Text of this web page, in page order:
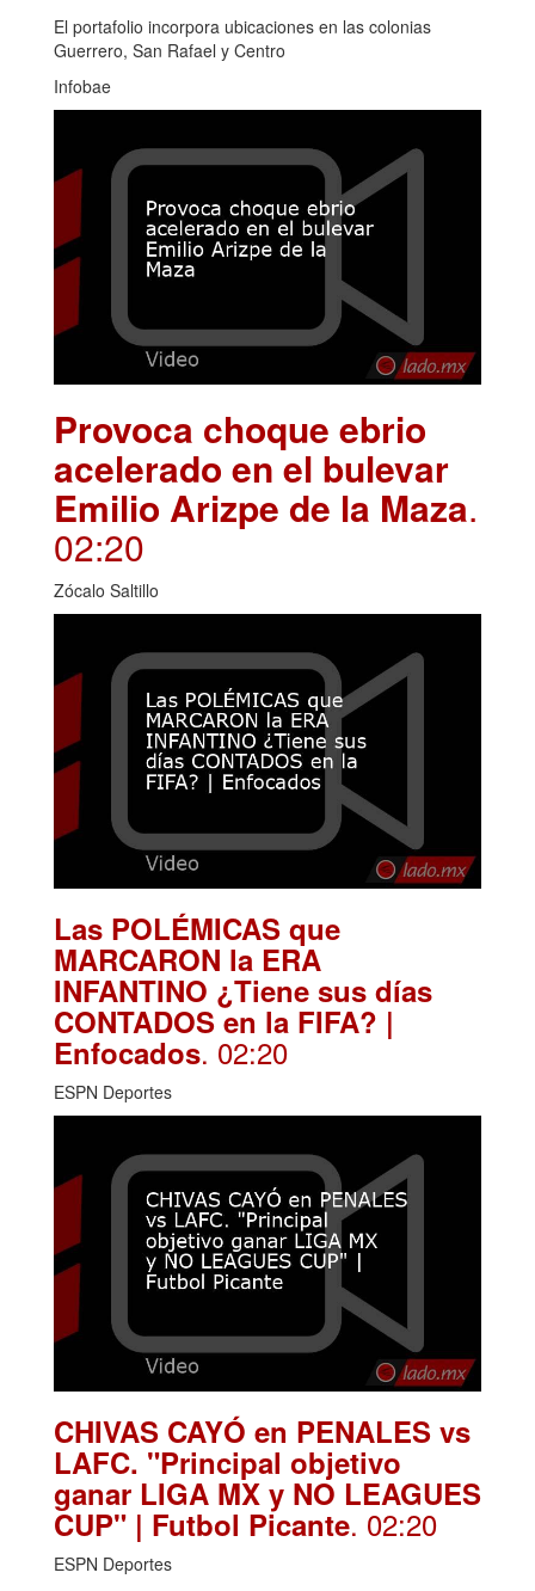
El portafolio incorpora ubicaciones en las colonias
Guerrero, San Rafael y Centro
Infobae
Provoca choque ebrio
acelerado en el bulevar
Emilio Arizpe de la Maza.
02:20
Zócalo Saltillo
Las POLÉMICAS que
MARCARON la ERA
INFANTINO ¿Tiene sus días
CONTADOS en la FIFA? |
Enfocados. 02:20
ESPN Deportes
CHIVAS CAYÓ en PENALES vs
LAFC. "Principal objetivo
ganar LIGA MX y NO LEAGUES
CUP" | Futbol Picante. 02:20
ESPN Deportes